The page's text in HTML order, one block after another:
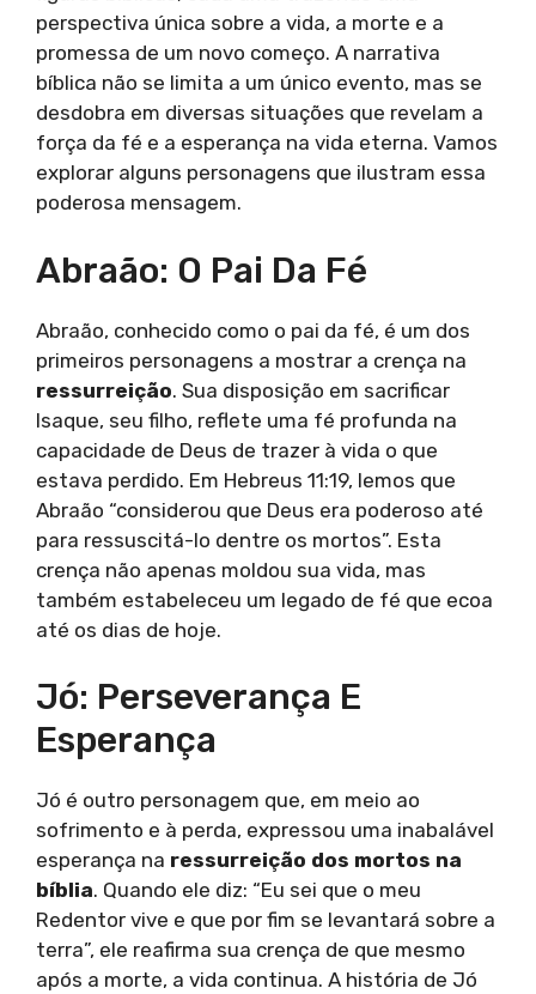
perspectiva única sobre a vida, a morte e a
promessa de um novo começo. A narrativa
bíblica não se limita a um único evento, mas se
desdobra em diversas situações que revelam a
força da fé e a esperança na vida eterna. Vamos
explorar alguns personagens que ilustram essa
poderosa mensagem.
Abraão: O Pai Da Fé
Abraão, conhecido como o pai da fé, é um dos
primeiros personagens a mostrar a crença na
ressurreição. Sua disposição em sacrificar
Isaque, seu filho, reflete uma fé profunda na
capacidade de Deus de trazer à vida o que
estava perdido. Em Hebreus 11:19, lemos que
Abraão “considerou que Deus era poderoso até
para ressuscitá-lo dentre os mortos”. Esta
crença não apenas moldou sua vida, mas
também estabeleceu um legado de fé que ecoa
até os dias de hoje.
Jó: Perseverança E
Esperança
Jó é outro personagem que, em meio ao
sofrimento e à perda, expressou uma inabalável
esperança na ressurreição dos mortos na
bíblia. Quando ele diz: “Eu sei que o meu
Redentor vive e que por fim se levantará sobre a
terra”, ele reafirma sua crença de que mesmo
após a morte, a vida continua. A história de Jó